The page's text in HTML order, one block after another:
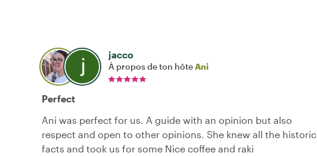
jacco
À propos de ton hôteAni
Perfect
Ani was perfect for us. A guide with an opinion but also
respect and open to other opinions. She knew all the historic
facts and took us for some Nice coffee and raki